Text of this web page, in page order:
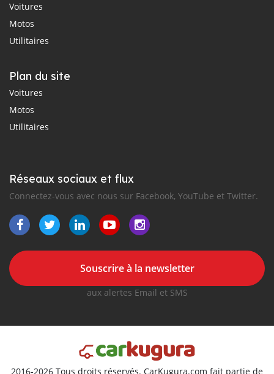
Voitures
Motos
Utilitaires
Plan du site
Voitures
Motos
Utilitaires
Réseaux sociaux et flux
Connectez-vous avec nous sur Facebook, YouTube et Twitter.
Souscrire à la newsletter
aux alertes Email et SMS
2016-2026 Tous droits réservés. CarKugura.com fait partie de